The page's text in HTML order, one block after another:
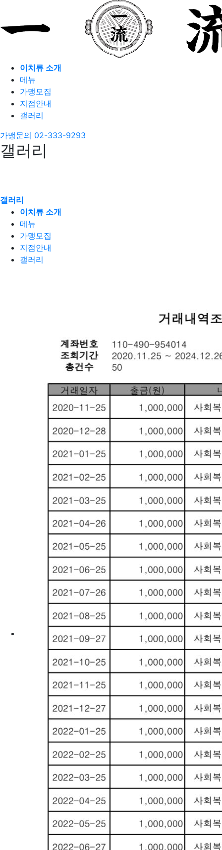
이치류 소개
메뉴
가맹모집
지점안내
갤러리
가맹문의 02-333-9293
갤러리
갤러리
이치류 소개
메뉴
가맹모집
지점안내
갤러리